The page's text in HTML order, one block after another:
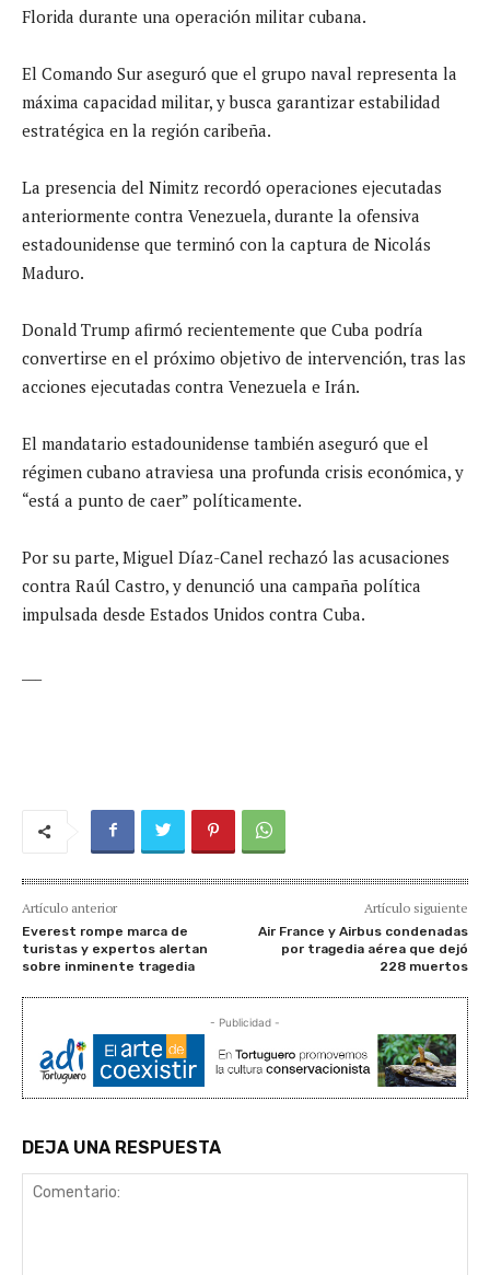
Florida durante una operación militar cubana.
El Comando Sur aseguró que el grupo naval representa la
máxima capacidad militar, y busca garantizar estabilidad
estratégica en la región caribeña.
La presencia del Nimitz recordó operaciones ejecutadas
anteriormente contra Venezuela, durante la ofensiva
estadounidense que terminó con la captura de Nicolás
Maduro.
Donald Trump afirmó recientemente que Cuba podría
convertirse en el próximo objetivo de intervención, tras las
acciones ejecutadas contra Venezuela e Irán.
El mandatario estadounidense también aseguró que el
régimen cubano atraviesa una profunda crisis económica, y
“está a punto de caer” políticamente.
Por su parte, Miguel Díaz-Canel rechazó las acusaciones
contra Raúl Castro, y denunció una campaña política
impulsada desde Estados Unidos contra Cuba.
Artículo anterior
Everest rompe marca de
turistas y expertos alertan
sobre inminente tragedia
Artículo siguiente
Air France y Airbus condenadas
por tragedia aérea que dejó
228 muertos
- Publicidad -
DEJA UNA RESPUESTA